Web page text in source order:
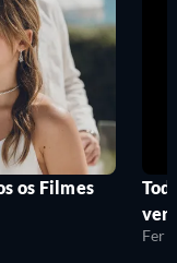
os Filmes
ver